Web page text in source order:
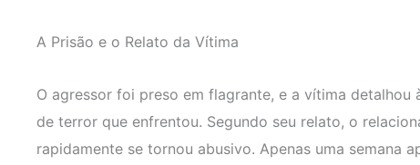
A Prisão e o Relato da Vítima
O agressor foi preso em flagrante, e a vítima detalhou
de terror que enfrentou. Segundo seu relato, o
rapidamente se tornou abusivo. Apenas uma semana